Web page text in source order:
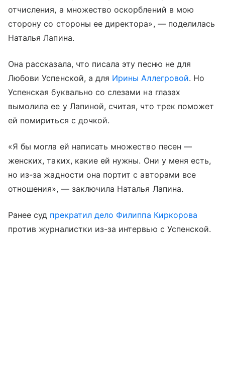
отчисления, а множество оскорблений в мою
сторону со стороны ее директора», — поделилась
Наталья Лапина.
Она рассказала, что писала эту песню не для
Любови Успенской, а для Ирины Аллегровой. Но
Успенская буквально со слезами на глазах
вымолила ее у Лапиной, считая, что трек поможет
ей помириться с дочкой.
«Я бы могла ей написать множество песен —
женских, таких, какие ей нужны. Они у меня есть,
но из-за жадности она портит с авторами все
отношения», — заключила Наталья Лапина.
Ранее суд прекратил дело Филиппа Киркорова
против журналистки из-за интервью с Успенской.